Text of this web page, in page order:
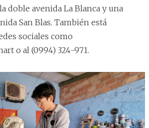
doble avenida La Blanca y una
San Blas. También está
sociales como
o al (0994) 324-971.